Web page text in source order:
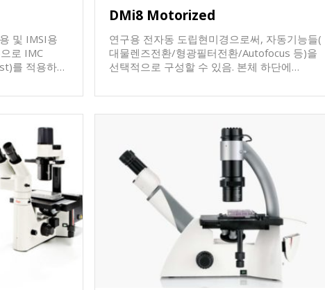
로운
착하게됩니다. 카메라가 현미경의 후면에 장착
되기때문에, USB 저장장치에 이미지들을 저장
하기 편리하도록 USB 허브가 장착하여 편의성
을 높였습니다. 필요에따라 40x 위상차 대물렌
즈, Object guide with holders, 다양한 거치대,
라인 문의를 통해 연락주시면 빠른 시간에 연락
4KX 전용 온라인 문의 바로가기
및 IMSI용
를 적용하
만 IMC적용
아
분석을
지 확대가능.
를 장착할
양
구성에 대해서
DMi8 Motorized
연구용 전자동 도립현미경으로써, 자동기능들(
대물렌즈전환/형광필터전환/Autofocus 등)을
선택적으로 구성할 수 있음. 본체 하단에
move 또는 STP6000 remote controller를 통
장착가능 접안렌즈 10x/ 25mm Field of view
다양한 카메라 장착가능 기타 다양한 옵션들이
제공이 되며 자세한 구성에 대해서는 상담이 요
구됨.